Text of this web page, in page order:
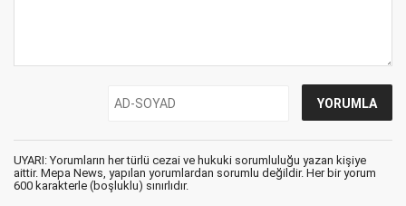
UYARI: Yorumların her türlü cezai ve hukuki sorumluluğu yazan kişiye
aittir. Mepa News, yapılan yorumlardan sorumlu değildir. Her bir yorum
600 karakterle (boşluklu) sınırlıdır.